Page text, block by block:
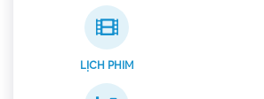
LỊCH PHIM